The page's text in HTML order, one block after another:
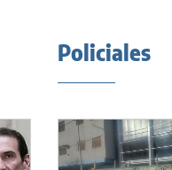
Policiales